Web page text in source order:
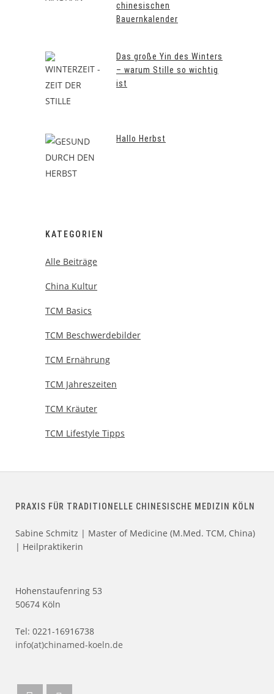
chinesischen
Bauernkalender
Das große Yin des Winters
– warum Stille so wichtig
ist
Hallo Herbst
KATEGORIEN
Alle Beiträge
China Kultur
TCM Basics
TCM Beschwerdebilder
TCM Ernährung
TCM Jahreszeiten
TCM Kräuter
TCM Lifestyle Tipps
PRAXIS FÜR TRADITIONELLE CHINESISCHE MEDIZIN KÖLN
Sabine Schmitz | Master of Medicine (M.Med. TCM, China)
| Heilpraktikerin
Hohenstaufenring 53
50674 Köln
Tel: 0221-16916738
info(at)chinamed-koeln.de